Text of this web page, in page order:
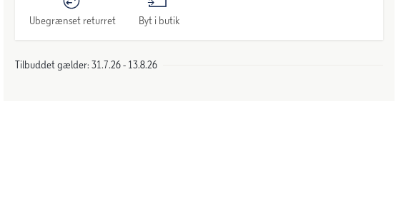
Ubegrænset returret Byt i butik
Tilbuddet gælder: 31.7.26 - 13.8.26